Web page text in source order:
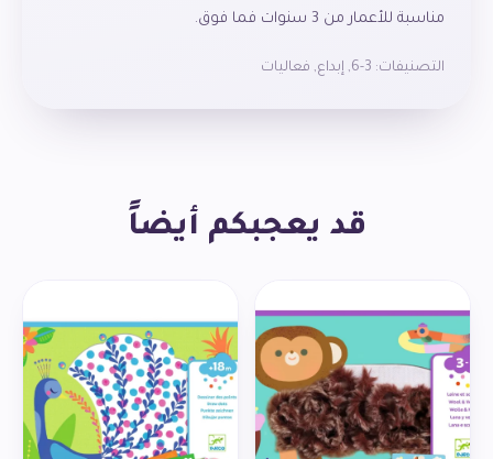
مناسبة للأعمار من 3 سنوات فما فوق.
التصنيفات: 3-6
, إبداع, فعاليات
قد يعجبكم أيضاً